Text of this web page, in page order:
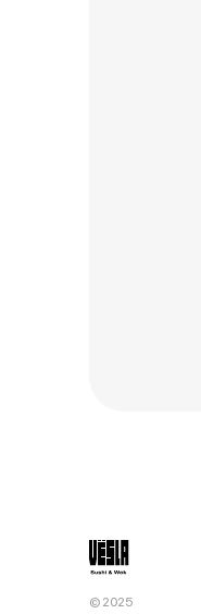
© 2025